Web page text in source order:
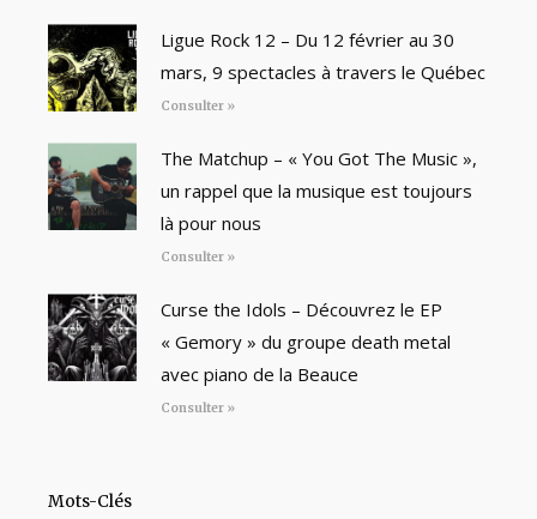
Ligue Rock 12 – Du 12 février au 30
mars, 9 spectacles à travers le Québec
Consulter »
The Matchup – « You Got The Music »,
un rappel que la musique est toujours
là pour nous
Consulter »
Curse the Idols – Découvrez le EP
« Gemory » du groupe death metal
avec piano de la Beauce
Consulter »
Mots-Clés